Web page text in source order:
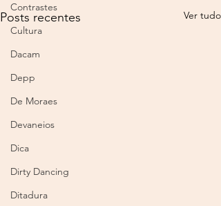
Contrastes
Cultura
Dacam
Depp
De Moraes
Devaneios
Dica
Dirty Dancing
Ditadura
Posts recentes Ver tudo